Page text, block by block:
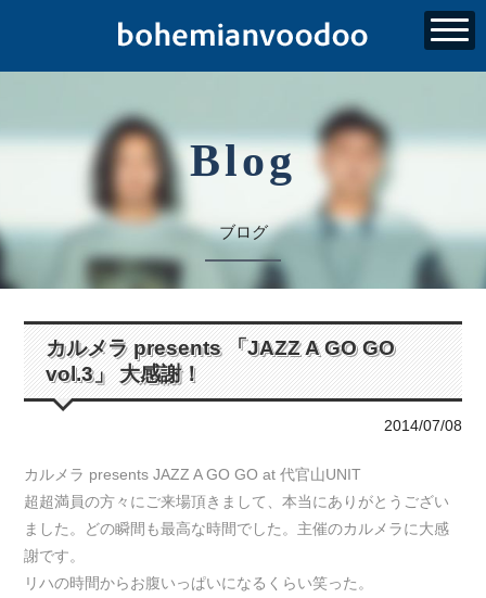
Blog
ブログ
カルメラ presents 「JAZZ A GO GO
vol.3」 大感謝！
2014/07/08
カルメラ presents JAZZ A GO GO at 代官山UNIT
超超満員の方々にご来場頂きまして、本当にありがとうござい
ました。どの瞬間も最高な時間でした。主催のカルメラに大感
謝です。
リハの時間からお腹いっぱいになるくらい笑った。